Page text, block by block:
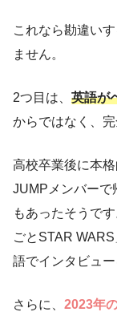
これなら勘違い
ません。
2つ目は、 英語が
からではなく、
高校卒業後に本
JUMPメンバーで
もあったそうで
ごとSTAR
語でインタビュー
さらに、 2023年